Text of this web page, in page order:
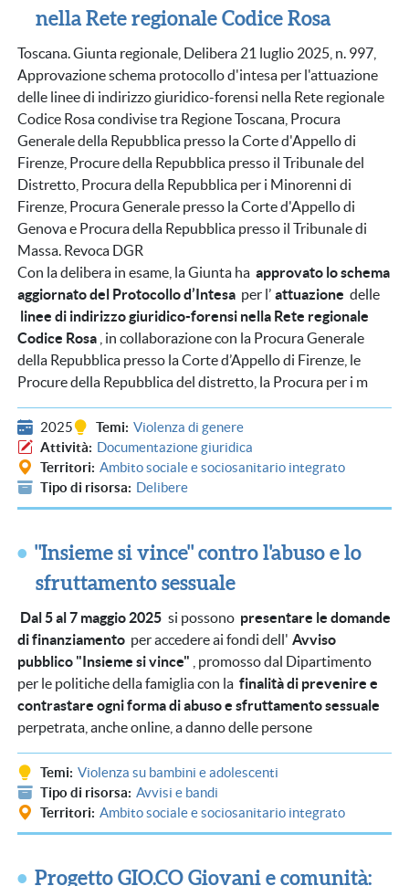
nella Rete regionale Codice Rosa
Toscana. Giunta regionale, Delibera 21 luglio 2025, n. 997,
Approvazione schema protocollo d'intesa per l'attuazione
delle linee di indirizzo giuridico-forensi nella Rete regionale
Codice Rosa condivise tra Regione Toscana, Procura
Generale della Repubblica presso la Corte d'Appello di
Firenze, Procure della Repubblica presso il Tribunale del
Distretto, Procura della Repubblica per i Minorenni di
Firenze, Procura Generale presso la Corte d'Appello di
Genova e Procura della Repubblica presso il Tribunale di
Massa. Revoca DGR
Con la delibera in esame, la Giunta ha approvato lo schema
aggiornato del Protocollo d’Intesa per l’ attuazione delle
linee di indirizzo giuridico-forensi nella Rete regionale
Codice Rosa , in collaborazione con la Procura Generale
della Repubblica presso la Corte d’Appello di Firenze, le
Procure della Repubblica del distretto, la Procura per i m
2025 Temi Violenza di genere
Attività
Documentazione giuridica
Territori Ambito sociale e sociosanitario integrato
Tipo di risorsa
Delibere
"Insieme si vince" contro l'abuso e lo
sfruttamento sessuale
Dal 5 al 7 maggio 2025 si possono presentare le domande
di finanziamento per accedere ai fondi dell' Avviso
pubblico "Insieme si vince"
, promosso dal Dipartimento
per le politiche della famiglia con la finalità di prevenire e
contrastare ogni forma di abuso e sfruttamento sessuale
perpetrata, anche online, a danno delle persone
Temi Violenza su bambini e adolescenti
Tipo di risorsa Avvisi e bandi
Territori Ambito sociale e sociosanitario integrato
Progetto GIO.CO Giovani e comunità: